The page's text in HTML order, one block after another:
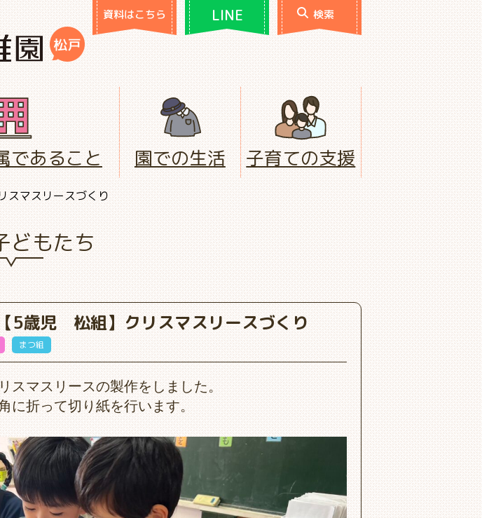
資料はこちら LINE 検索
であること 園での生活 子育ての支援
マスリースづくり
どもたち
5歳児 松組】クリスマスリースづくり
まつ組
スマスリースの製作をしました。
に折って切り紙を行います。